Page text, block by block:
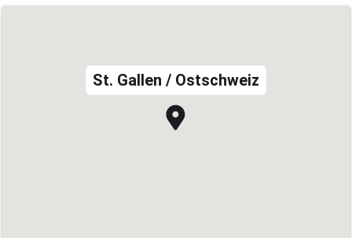
St. Gallen / Ostschweiz